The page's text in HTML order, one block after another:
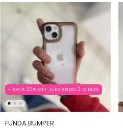
HASTA 20% OFF LLEVANDO 3 O MÁS
FUNDA BUMPER